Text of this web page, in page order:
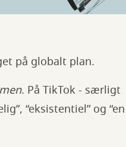
på globalt plan.
. På TikTok - særligt
“eksistentiel” og “en